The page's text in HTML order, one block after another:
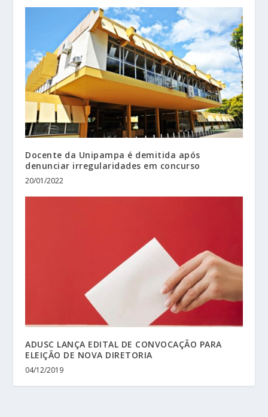
Docente da Unipampa é demitida após
denunciar irregularidades em concurso
20/01/2022
ADUSC LANÇA EDITAL DE CONVOCAÇÃO PARA
ELEIÇÃO DE NOVA DIRETORIA
04/12/2019